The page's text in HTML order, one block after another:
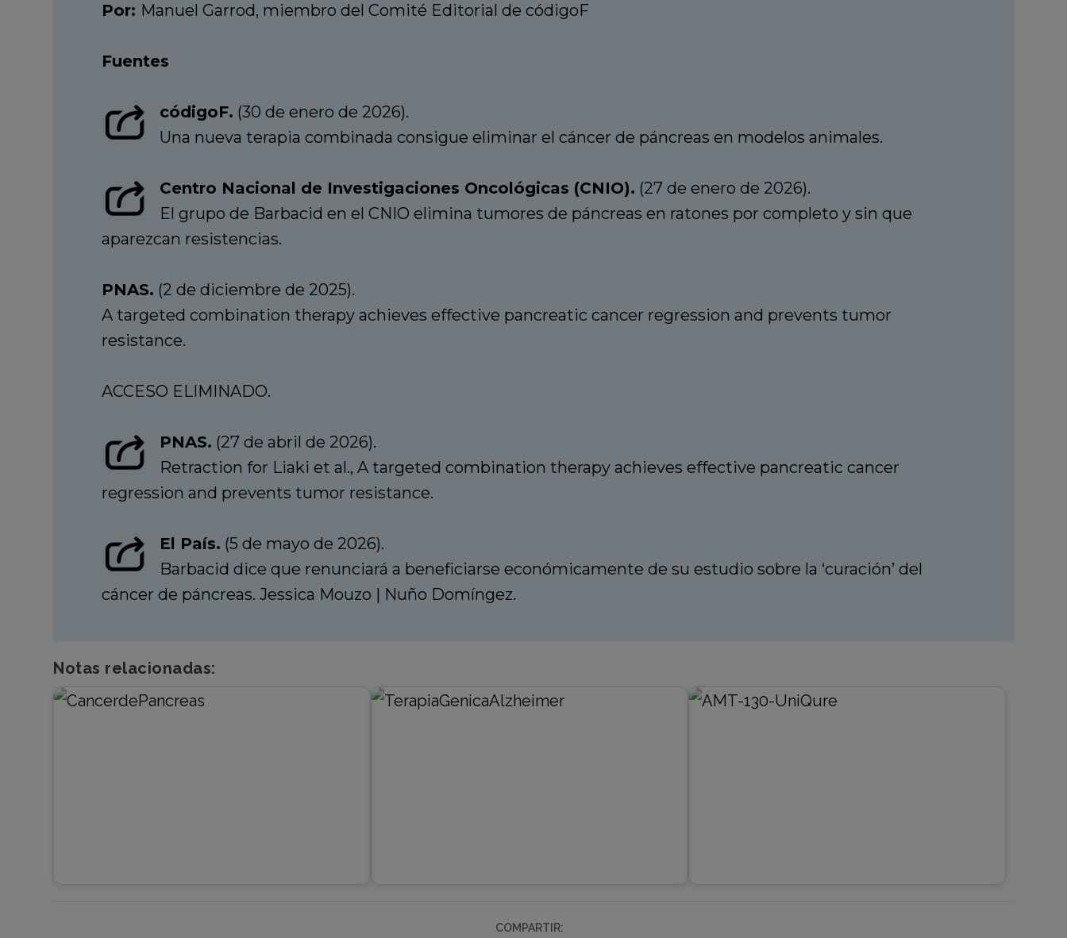
Por: Manuel Garrod, miembro del Comité Editorial de códigoF
Fuentes
códigoF. (30 de enero de 2026).
Una nueva terapia combinada consigue eliminar el cáncer de páncreas en modelos animales.
Centro Nacional de Investigaciones Oncológicas (CNIO). (27 de enero de 2026).
El grupo de Barbacid en el CNIO elimina tumores de páncreas en ratones por completo y sin que
aparezcan resistencias.
PNAS. (2 de diciembre de 2025).
A targeted combination therapy achieves effective pancreatic cancer regression and prevents tumor
resistance.
ACCESO ELIMINADO.
PNAS. (27 de abril de 2026).
Retraction for Liaki et al., A targeted combination therapy achieves effective pancreatic cancer
regression and prevents tumor resistance.
El País. (5 de mayo de 2026).
Barbacid dice que renunciará a beneficiarse económicamente de su estudio sobre la ‘curación’ del
cáncer de páncreas. Jessica Mouzo | Nuño Domíngez.
Notas relacionadas:
COMPARTIR: